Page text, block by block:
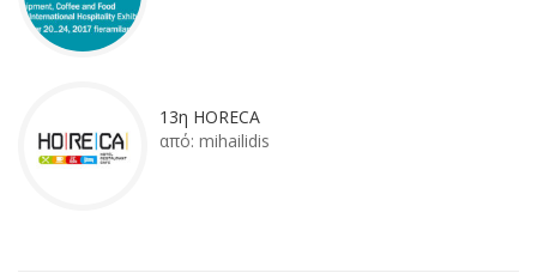
13η HORECA
από: mihailidis